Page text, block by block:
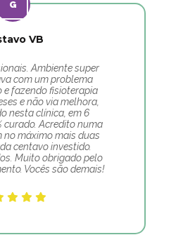
VB
Ambiente super
com um problema
e fazendo fisioterapia
e não via melhora,
nesta clínica, em 6
curado. Acredito numa
no máximo mais duas
centavo investido.
Muito obrigado pelo
Vocês são demais!